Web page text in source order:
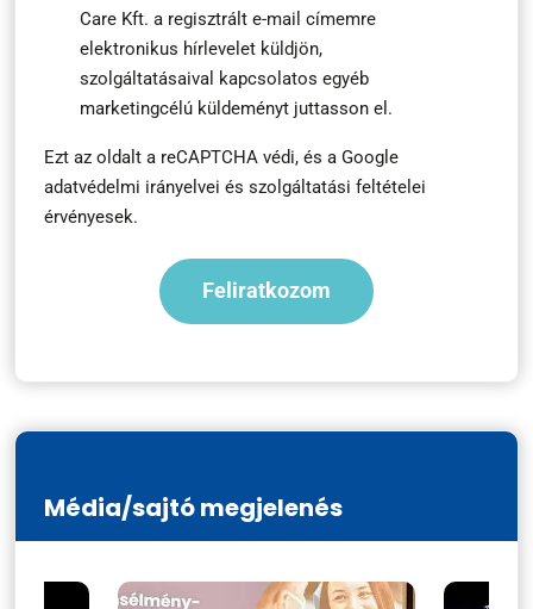
feliratkozás
Care Kft. a regisztrált e-mail címemre
elektronikus hírlevelet küldjön,
szolgáltatásaival kapcsolatos egyéb
marketingcélú küldeményt juttasson el.
Ezt az oldalt a reCAPTCHA védi, és a Google
adatvédelmi irányelvei és szolgáltatási feltételei
érvényesek.
Média/sajtó megjelenés